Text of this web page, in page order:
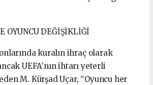
OYUNCU DEĞİŞİKLİĞİ
kuralın ihraç olarak
UEFA’nın ihtarı yeterli
M. Kürşad Uçar, “Oyuncu her